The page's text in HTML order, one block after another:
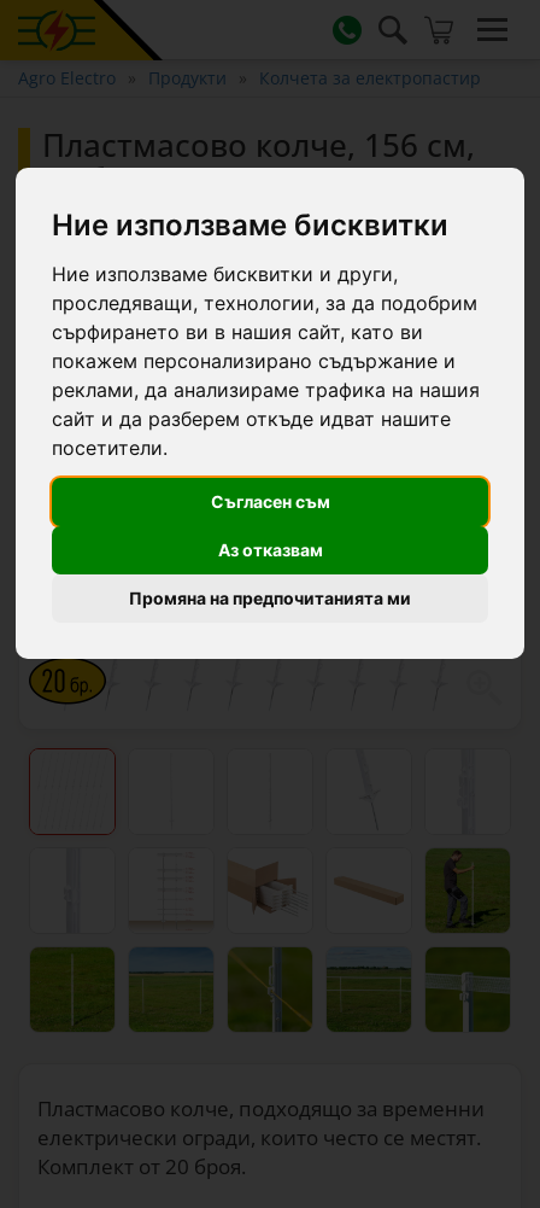
Ние използваме бисквитки
Ние използваме бисквитки и други,
проследяващи, технологии, за да подобрим
сърфирането ви в нашия сайт, като ви
покажем персонализирано съдържание и
реклами, да анализираме трафика на нашия
сайт и да разберем откъде идват нашите
посетители.
Съгласен съм
Аз отказвам
Промяна на предпочитанията ми
Agro Electro Продукти Колчета за електропастир
Пластмасово колче, 156 см,
20 бр.
Пластмасово колче, подходящо за временни
електрически огради, които често се местят.
Комплект от 20 броя.